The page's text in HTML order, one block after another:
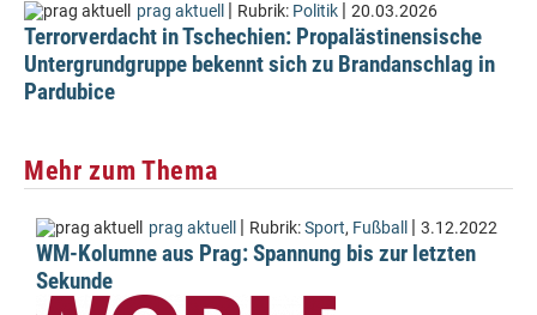
prag aktuell Rubrik: Politik 20.03.2026
Terrorverdacht in Tschechien: Propalästinensische
Untergrundgruppe bekennt sich zu Brandanschlag in
Pardubice
Mehr zum Thema
prag aktuell Rubrik:Sport, Fußball 3.12.2022
WM-Kolumne aus Prag: Spannung bis zur letzten
Sekunde